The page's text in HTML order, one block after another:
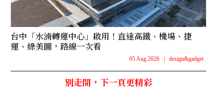
台中「水湳轉運中心」啟用！直達高鐵、機場、捷
運、綠美圖，路線一次看
05 Aug 2026 design&gadget
別走開，下一頁更精彩